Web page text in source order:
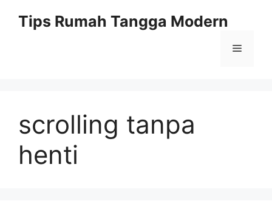
Tips Rumah Tangga Modern
Menu
scrolling tanpa
henti